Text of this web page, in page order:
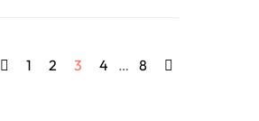
1 2 3 4 … 8